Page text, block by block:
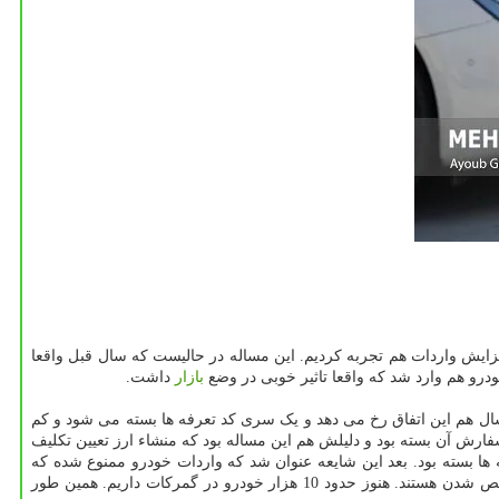
واردات ۷۵هزار دستگاه خودرو انجام شد. یعنی در مقایسه با سال قبلش(1403) که ۶۰ هزار دستگاه واردات خودرو داشتیم در سال 1404 افزایش واردات هم تجربه کردیم. این مساله در حالیست که سال قبل واقعا
بازار داشت.
هم این اتفاق رخ می دهد و یک سری کد تعرفه ها بسته می شود و کم
آن بسته بود و دلیلش هم این مساله بود که منشاء ارز تعیین تکلیف
بسته بود. بعد این شایعه عنوان شد که واردات خودرو ممنوع شده که
اصلاً این طور نیست. هم اکنون ما بر طبق دستور مؤکدی که وزیر صمت صادر کردند؛ تمام خودروهایی که هم اکنون در گمرکات وجود دارد درحال ترخیص شدن هستند. هنوز حدود 10 هزار خودرو در گمرکات داریم. همین طور